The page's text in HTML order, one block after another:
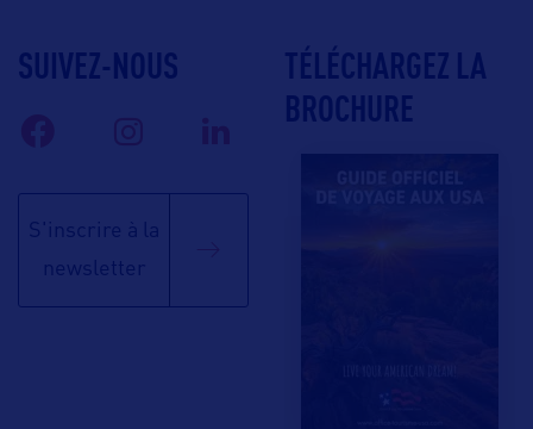
SUIVEZ-NOUS
S'inscrire à la
newsletter
TÉLÉCHARGEZ LA
BROCHURE